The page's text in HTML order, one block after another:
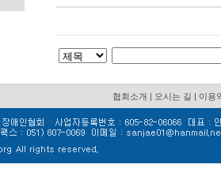
협회소개 | 오시는 길 | 이용